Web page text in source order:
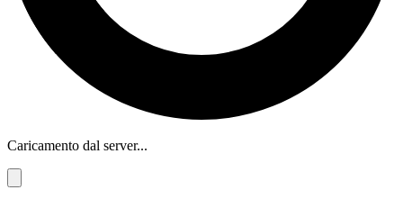
Caricamento dal server...